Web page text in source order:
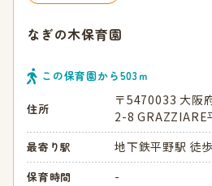
なぎの木保育園
この保育園から503ｍ
住所
〒5470033 大阪
2-8 GRAZZIARE
最寄り駅 地下鉄平野駅 徒
保育時間 -